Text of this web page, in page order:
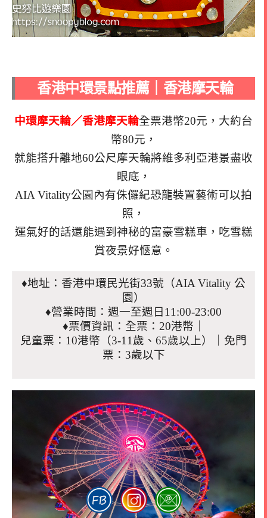
香港中環景點推薦｜香港摩天輪
中環摩天輪／香港摩天輪全票港幣20元，大約台
幣80元，
就能搭升離地60公尺摩天輪將維多利亞港景盡收
眼底，
AIA Vitality公園內有侏儸紀恐龍裝置藝術可以拍
照，
運氣好的話還能遇到神秘的富豪雪糕車，吃雪糕
賞夜景好愜意。
♦地址：香港中環民光街33號（AIA Vitality 公
園）
♦營業時間：週一至週日11:00-23:00
♦票價資訊：全票：20港幣｜
兒童票：10港幣（3-11歲、65歲以上）｜免門
票：3歲以下